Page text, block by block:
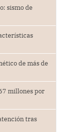
sismo de
de más de
millones por
tras